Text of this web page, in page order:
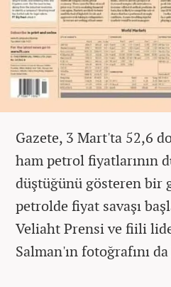
Gazete, 3 Mart'ta 52,6
ham petrol fiyatlarının
düştüğünü gösteren bir
petrolde fiyat savaşı
Veliaht Prensi ve fiili
Salman'ın fotoğrafını da